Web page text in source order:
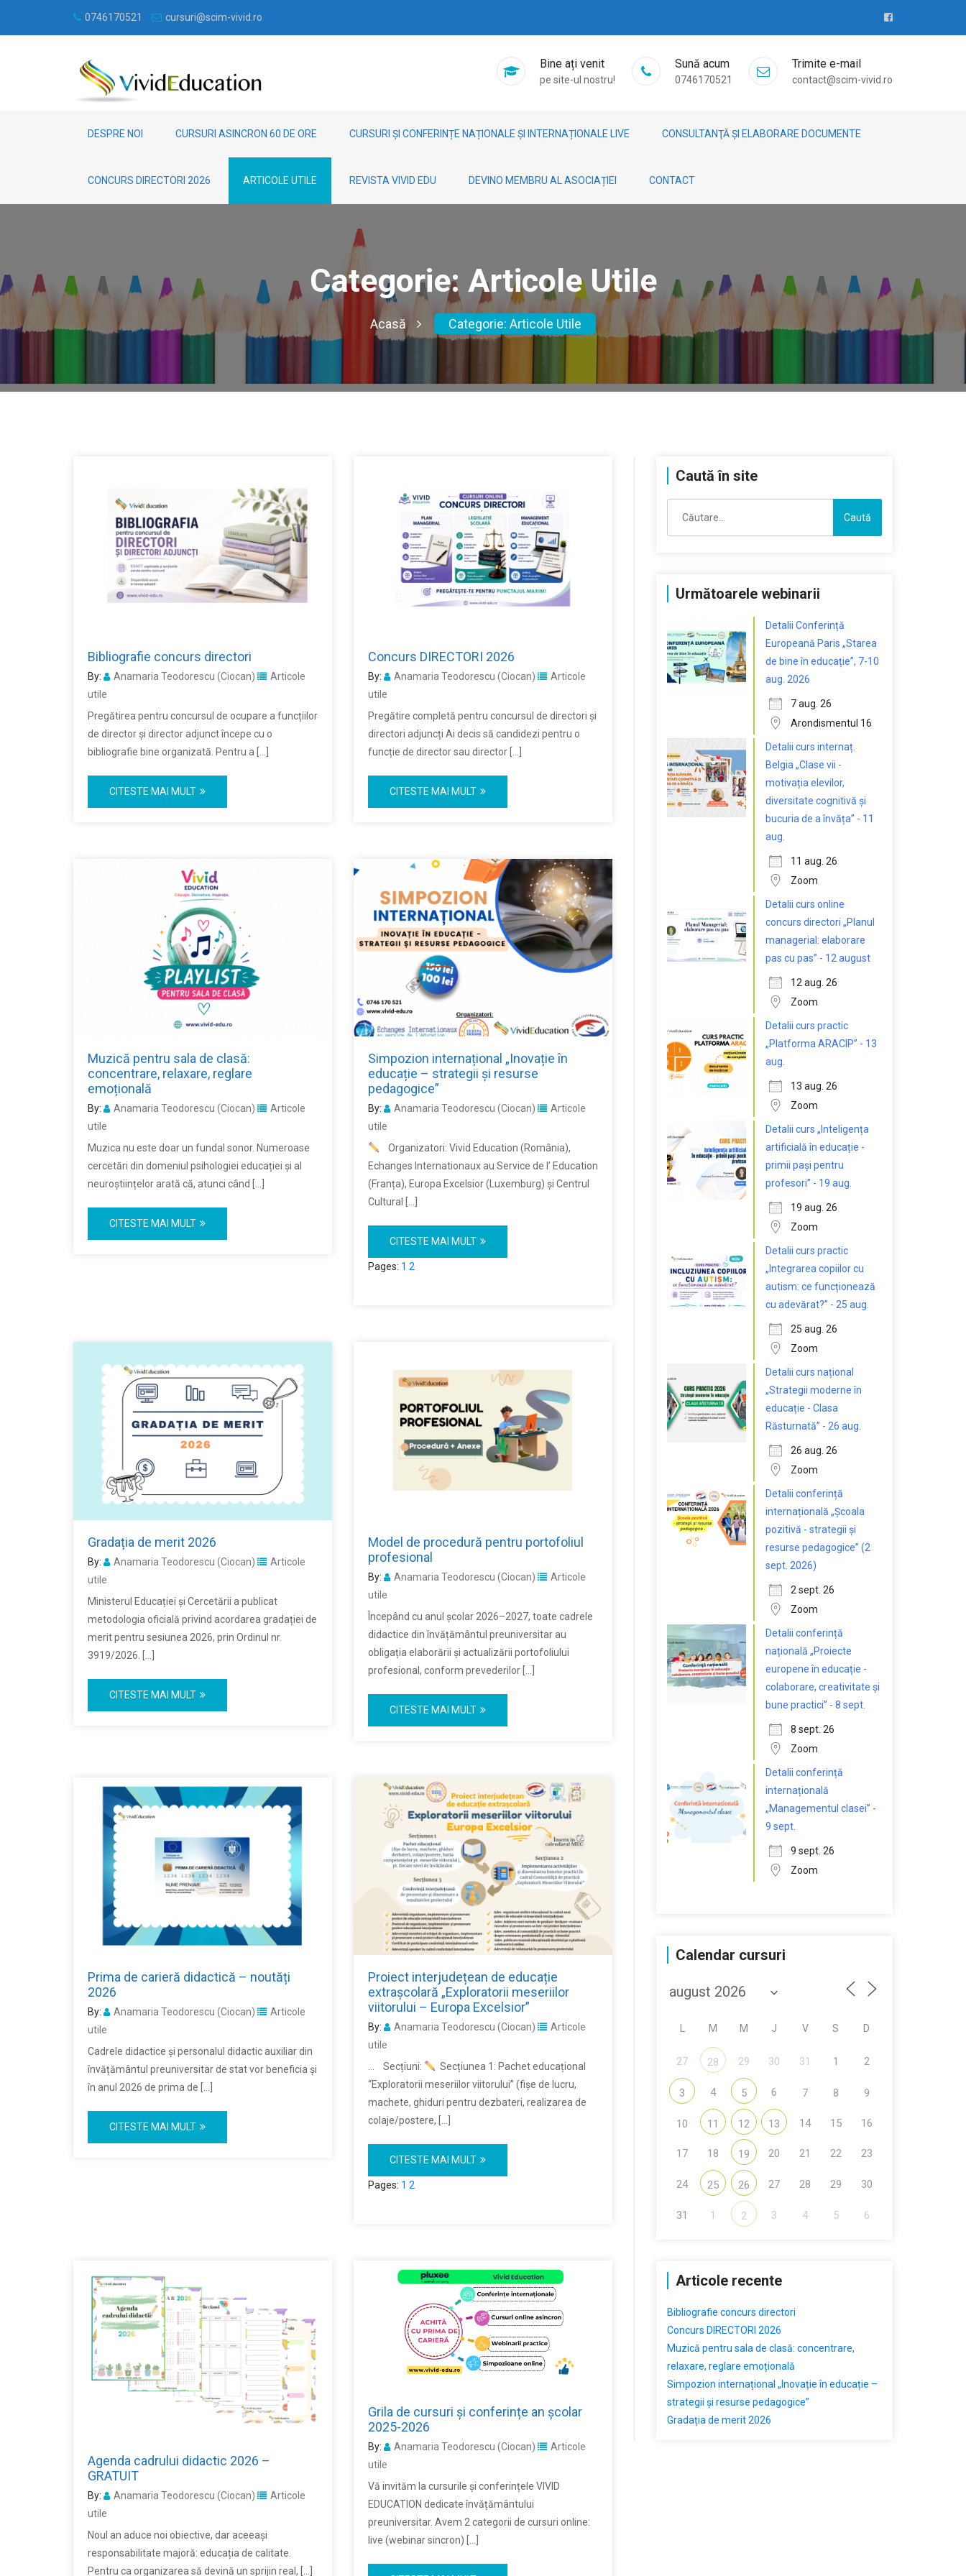
0746170521 cursuri@scim-vivid.ro
Bine ați venit
pe site-ul nostru!
Sună acum
0746170521
Trimite e-mail
contact@scim-vivid.ro
DESPRE NOI CURSURI ASINCRON 60 DE ORE CURSURI ȘI CONFERINȚE NAȚIONALE ȘI INTERNAȚIONALE LIVE CONSULTANŢĂ ȘI ELABORARE DOCUMENTE
CONCURS DIRECTORI 2026 ARTICOLE UTILE REVISTA VIVID EDU DEVINO MEMBRU AL ASOCIAȚIEI CONTACT
Categorie: Articole Utile
Acasă Categorie: Articole Utile
Bibliografie concurs directori
By: Anamaria Teodorescu (Ciocan)
Articole
utile
Pregătirea pentru concursul de ocupare a funcțiilor
de director și director adjunct începe cu o
bibliografie bine organizată. Pentru a […]
CITESTE MAI MULT
Concurs DIRECTORI 2026
By: Anamaria Teodorescu (Ciocan)
Articole
utile
Pregătire completă pentru concursul de directori și
directori adjuncți Ai decis să candidezi pentru o
funcție de director sau director […]
CITESTE MAI MULT
Muzică pentru sala de clasă:
concentrare, relaxare, reglare
emoțională
By: Anamaria Teodorescu (Ciocan)
Articole
utile
Muzica nu este doar un fundal sonor. Numeroase
cercetări din domeniul psihologiei educației și al
neuroștiințelor arată că, atunci când […]
CITESTE MAI MULT
Simpozion internațional „Inovație în
educație – strategii și resurse
pedagogice”
By: Anamaria Teodorescu (Ciocan)
Articole
utile
Organizatori: Vivid Education (România),
Echanges Internationaux au Service de l’ Education
(Franța), Europa Excelsior (Luxemburg) și Centrul
Cultural […]
CITESTE MAI MULT
Pages: 1 2
Gradația de merit 2026
By: Anamaria Teodorescu (Ciocan)
Articole
utile
Ministerul Educației și Cercetării a publicat
metodologia oficială privind acordarea gradației de
merit pentru sesiunea 2026, prin Ordinul nr.
3919/2026. […]
CITESTE MAI MULT
Model de procedură pentru portofoliul
profesional
By: Anamaria Teodorescu (Ciocan)
Articole
utile
Începând cu anul școlar 2026–2027, toate cadrele
didactice din învățământul preuniversitar au
obligația elaborării și actualizării portofoliului
profesional, conform prevederilor […]
CITESTE MAI MULT
Prima de carieră didactică – noutăți
2026
By: Anamaria Teodorescu (Ciocan)
Articole
utile
Cadrele didactice și personalul didactic auxiliar din
învățământul preuniversitar de stat vor beneficia și
în anul 2026 de prima de […]
CITESTE MAI MULT
Proiect interjudețean de educație
extrașcolară „Exploratorii meseriilor
viitorului – Europa Excelsior”
By: Anamaria Teodorescu (Ciocan)
Articole
utile
… Secțiuni:
Secțiunea 1: Pachet educațional
“Exploratorii meseriilor viitorului” (fişe de lucru,
machete, ghiduri pentru dezbateri, realizarea de
colaje/postere, […]
CITESTE MAI MULT
Pages: 1 2
Agenda cadrului didactic 2026 –
GRATUIT
By: Anamaria Teodorescu (Ciocan)
Articole
utile
Noul an aduce noi obiective, dar aceeași
responsabilitate majoră: educația de calitate.
Pentru ca organizarea să devină un sprijin real, […]
Grila de cursuri și conferințe an școlar
2025-2026
By: Anamaria Teodorescu (Ciocan)
Articole
utile
Vă invităm la cursurile și conferințele VIVID
EDUCATION dedicate învățământului
preuniversitar. Avem 2 categorii de cursuri online:
live (webinar sincron) […]
Caută în site
după:
Următoarele webinarii
Detalii Conferință
Europeană Paris „Starea
de bine în educație”, 7-10
aug. 2026
7 aug. 26
Arondismentul 16
Detalii curs internaț.
Belgia „Clase vii -
motivația elevilor,
diversitate cognitivă și
bucuria de a învăța” - 11
aug.
11 aug. 26
Zoom
Detalii curs online
concurs directori „Planul
managerial: elaborare
pas cu pas” - 12 august
12 aug. 26
Zoom
Detalii curs practic
„Platforma ARACIP” - 13
aug.
13 aug. 26
Zoom
Detalii curs „Inteligența
artificială în educație -
primii pași pentru
profesori” - 19 aug.
19 aug. 26
Zoom
Detalii curs practic
„Integrarea copiilor cu
autism: ce funcționează
cu adevărat?” - 25 aug.
25 aug. 26
Zoom
Detalii curs național
„Strategii moderne în
educație - Clasa
Răsturnată” - 26 aug.
26 aug. 26
Zoom
Detalii conferință
internațională „Școala
pozitivă - strategii și
resurse pedagogice” (2
sept. 2026)
2 sept. 26
Zoom
Detalii conferință
națională „Proiecte
europene în educație -
colaborare, creativitate și
bune practici” - 8 sept.
8 sept. 26
Zoom
Detalii conferință
internațională
„Managementul clasei” -
9 sept.
9 sept. 26
Zoom
Calendar cursuri
M M J V S D
27 28 29 30 31 1 2
3 4 5 6 7 8 9
10 11 12 13 14 15 16
17 18 19 20 21 22 23
24 25 26 27 28 29 30
31 1 2 3 4 5 6
Articole recente
Bibliografie concurs directori
Concurs DIRECTORI 2026
Muzică pentru sala de clasă: concentrare,
relaxare, reglare emoțională
Simpozion internațional „Inovație în educație –
strategii și resurse pedagogice”
Gradația de merit 2026